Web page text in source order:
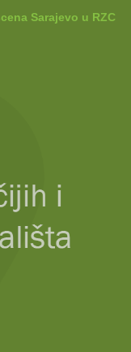
Sarajevo u RZC